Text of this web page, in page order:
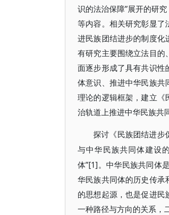
识的法治保障”展开的研
等内容。相关研究彰显了
进民族团结进步的制度化
有研究主要围绕立法目的
面逐步形成了具有共识性
体意识、推进中华民族共
理论的逻辑框架，建立《
治轨道上推进中华民族共
探讨《民族团结进步
与中华民族共同体建设
体”[1]。中华民族共同体
华民族共同体的历史传承
的思想起源，也是促进
一种路径与方向的关系，